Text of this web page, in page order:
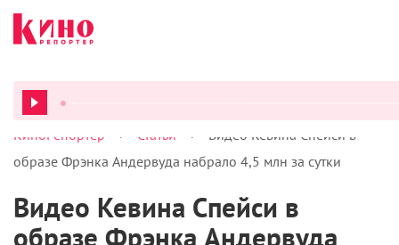
ВСЕ
КиноРепортер > Статьи >
Видео Кевина Спейси в
образе Фрэнка Андервуда набрало 4,5 млн за сутки
Видео Кевина Спейси в
образе Фрэнка Андервуда